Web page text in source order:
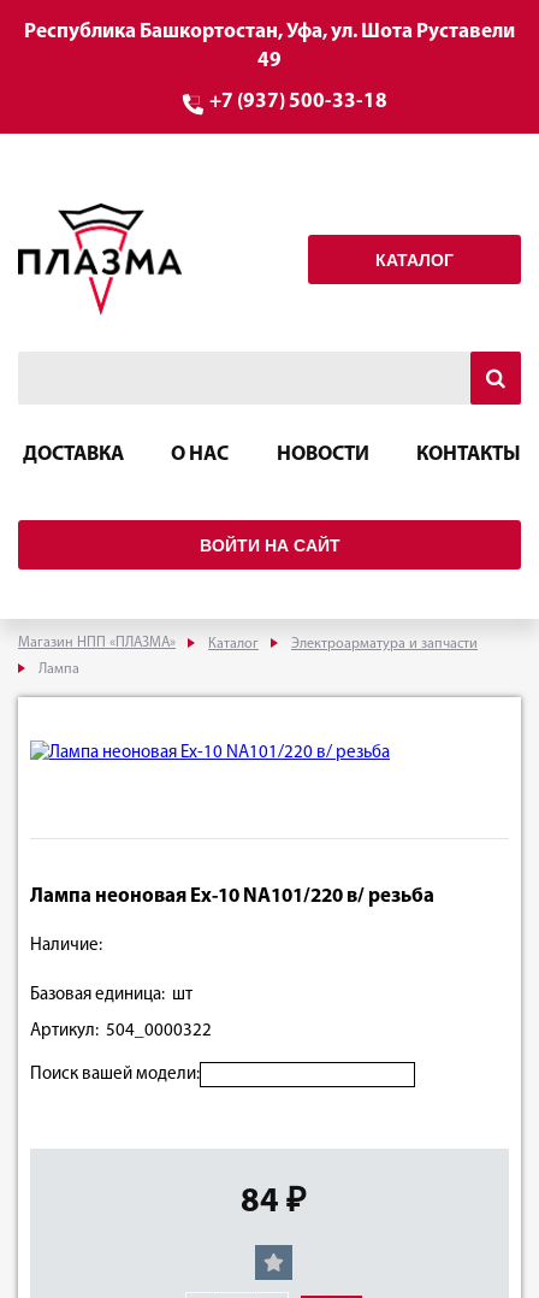
Республика Башкортостан, Уфа, ул. Шота Руставели
49
+7 (937) 500-33-18
КАТАЛОГ
ДОСТАВКА О НАС НОВОСТИ КОНТАКТЫ
ВОЙТИ НА САЙТ
Магазин НПП «ПЛАЗМА» Каталог
Электроарматура и запчасти
Лампа
Лампа неоновая Ex-10 NA101/220 в/ резьба
Наличие:
Базовая единица: шт
Артикул: 504_0000322
Поиск вашей модели:
84 ₽